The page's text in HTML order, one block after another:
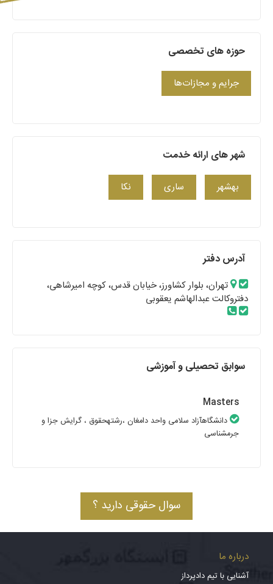
حوزه های تخصصی
جرایم و مجازات‌ها
شهر های ارائه خدمت
بهشهر ساری نکا
آدرس دفتر
تهران، بلوار کشاورز، خیابان قدس، کوچه امیرشاهی،
دفتروکالت عبدالهاشم یعقوبی
سوابق تحصیلی و آموزشی
Masters
دانشگاهآزاد سلامی واحد دامغان ،رشتهحقوق ، گرایش جزا و
جرمشناسی
سوال حقوقی دارید ؟
درباره ما
آشنایی با تیم دادپرداز